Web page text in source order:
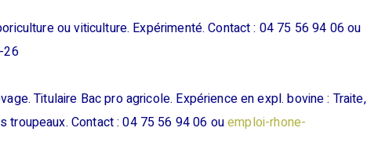
ou viticulture. Expérimenté. Contact : 04 75 56 94 06 ou
26
Titulaire Bac pro agricole. Expérience en expl. bovine : Traite,
troupeaux. Contact : 04 75 56 94 06 ouemploi-rhone-